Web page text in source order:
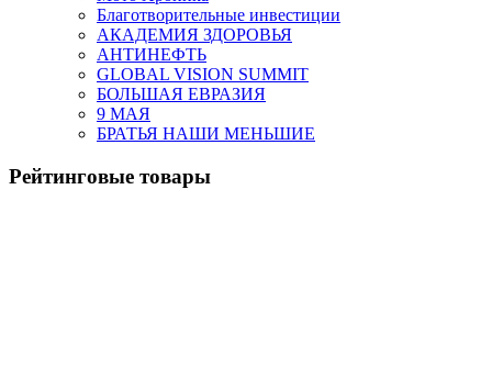
Благотворительные инвестиции
АКАДЕМИЯ ЗДОРОВЬЯ
АНТИНЕФТЬ
GLOBAL VISION SUMMIT
БОЛЬШАЯ ЕВРАЗИЯ
9 МАЯ
БРАТЬЯ НАШИ МЕНЬШИЕ
Рейтинговые товары